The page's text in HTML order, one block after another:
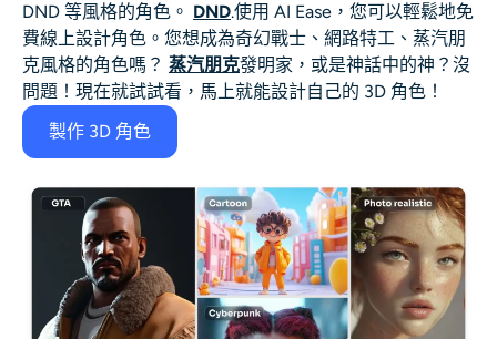
DND 等風格的角色。 DND.使用 AI Ease，您可以輕鬆地免
費線上設計角色。您想成為奇幻戰士、網路特工、蒸汽朋
克風格的角色嗎？ 蒸汽朋克發明家，或是神話中的神？沒
問題！現在就試試看，馬上就能設計自己的 3D 角色！
製作 3D 角色